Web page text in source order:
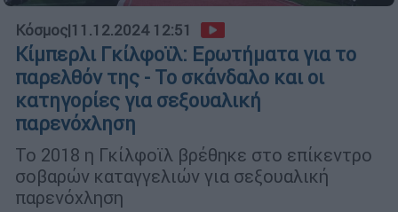
Κόσμος|11.12.2024 12:51
Κίμπερλι Γκίλφοϊλ: Ερωτήματα για το
παρελθόν της - Το σκάνδαλο και οι
κατηγορίες για σεξουαλική
παρενόχληση
Το 2018 η Γκίλφοϊλ βρέθηκε στο επίκεντρο
σοβαρών καταγγελιών για σεξουαλική
παρενόχληση